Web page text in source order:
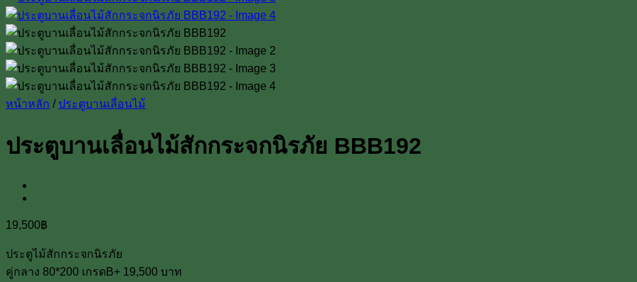
หน้าหลัก / ประตูบานเลื่อนไม้
ประตูบานเลื่อนไม้สักกระจกนิรภัย BBB192
19,500฿
ประตูไม้สักกระจกนิรภัย
คู่กลาง 80*200 เกรดB+ 19,500 บาท